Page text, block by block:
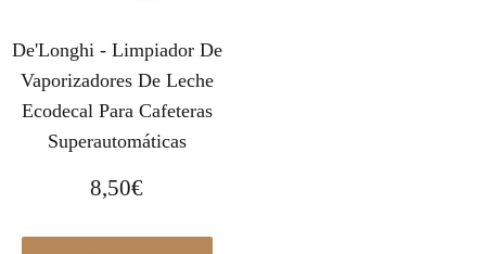
De'Longhi - Limpiador De
Vaporizadores De Leche
Ecodecal Para Cafeteras
Superautomáticas
8,50€